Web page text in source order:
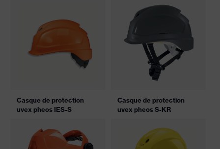
Casque de protection
uvex pheos IES-S
Casque de protection
uvex pheos S-KR